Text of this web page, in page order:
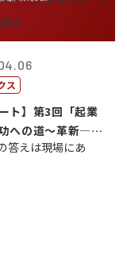
ス
ート】第3回「起業
への道～革新―挑
ある...
答えは現場にあ